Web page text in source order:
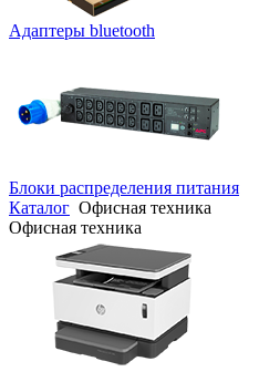
Адаптеры bluetooth
Блоки распределения питания
Каталог Офисная техника
Офисная техника